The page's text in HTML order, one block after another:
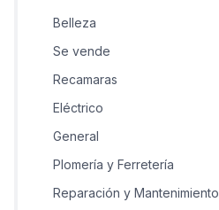
Belleza
Se vende
Recamaras
Eléctrico
General
Plomería y Ferretería
Reparación y Mantenimiento